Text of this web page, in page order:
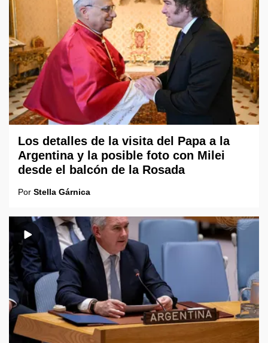
Los detalles de la visita del Papa a la
Argentina y la posible foto con Milei
desde el balcón de la Rosada
Por Stella Gárnica